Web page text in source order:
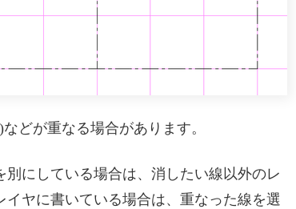
どが重なる場合があります。
にしている場合は、消したい線以外のレ
ヤに書いている場合は、重なった線を選